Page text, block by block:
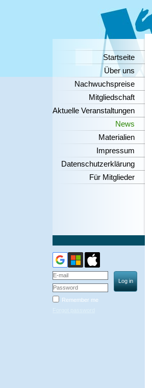
Startseite
Über uns
Nachwuchspreise
Mitgliedschaft
Aktuelle Veranstaltungen
News
Materialien
Impressum
Datenschutzerklärung
Für Mitglieder
Remember me